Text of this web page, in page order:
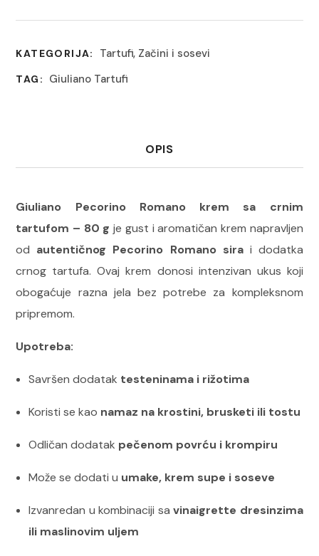
KATEGORIJA: Tartufi, Začini i sosevi
TAG: Giuliano Tartufi
OPIS
Giuliano Pecorino Romano krem sa crnim
tartufom – 80 g je gust i aromatičan krem napravljen
od autentičnog Pecorino Romano sira i dodatka
crnog tartufa. Ovaj krem donosi intenzivan ukus koji
obogaćuje razna jela bez potrebe za kompleksnom
pripremom.
Upotreba:
Savršen dodatak testeninama i rižotima
Koristi se kao namaz na krostini, brusketi ili tostu
Odličan dodatak pečenom povrću i krompiru
Može se dodati u umake, krem supe i soseve
Izvanredan u kombinaciji sa vinaigrette dresinzima
ili maslinovim uljem